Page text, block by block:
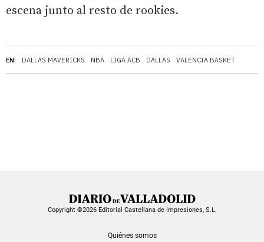
EN: DALLAS MAVERICKS NBA LIGA ACB DALLAS VALENCIA BASKET
escena junto al resto de rookies.
Copyright ©2026 Editorial Castellana de Impresiones, S.L.
Quiénes somos